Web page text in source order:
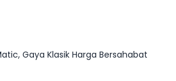
Gaya Klasik Harga Bersahabat